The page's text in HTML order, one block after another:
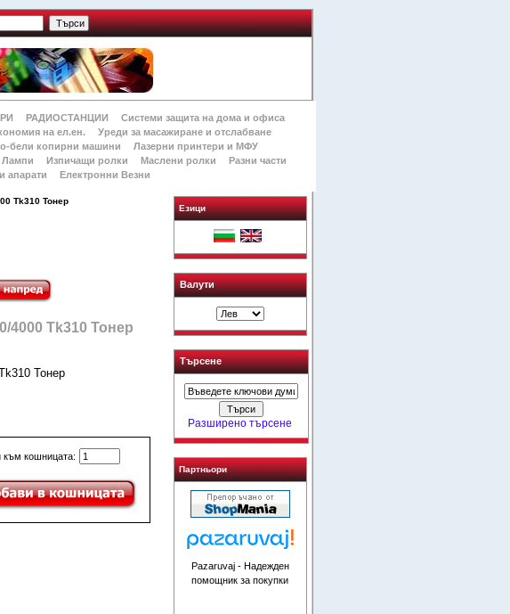
РАДИОСТАНЦИИ
Системи защита на дома и офиса
на ел.ен.
Уреди за масажиране и отслабване
бели копирни машини
Лазерни принтери и МФУ
Лампи Изпичащи ролки Маслени ролки
Разни части
апарати Електронни Везни
Tk310 Тонер
4000 Tk310 Тонер
Тонер
към кошницата:
Езици
Валути
Търсене
Разширено търсене
Партньори
Pazaruvaj - Надежден
помощник за покупки